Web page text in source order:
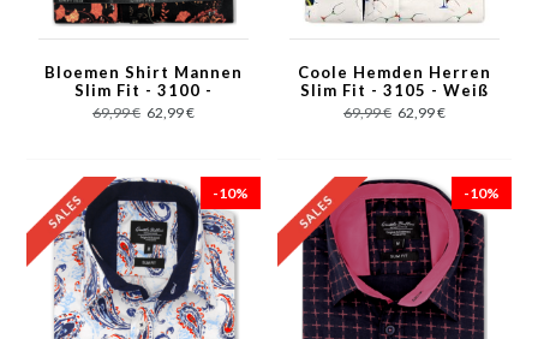
Bloemen Shirt Mannen
Slim Fit - 3100 -
Schwarz
69,99 € 62,99 €
Coole Hemden Herren
Slim Fit - 3105 - Weiß
69,99 € 62,99 €
-10% -10%